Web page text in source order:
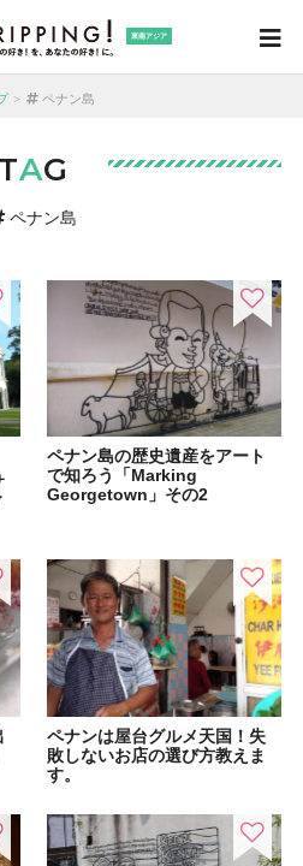
東南アジア
ペナン島
TAG
ペナン島
ペナン島の歴史遺産をアート
で知ろう「Marking
Georgetown」その2
ペナンは屋台グルメ天国！失
敗しないお店の選び方教えま
す。